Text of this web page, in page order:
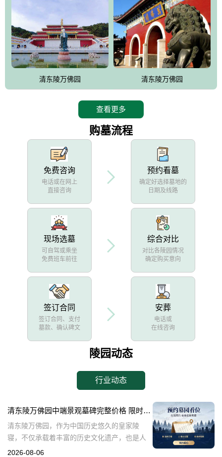
区建设中寻求陵园建设与景区建设的有机融合，充分发挥独一无二
的地形优势，打造现代艺术园林，建设旅游景观、寺庙、酒店等综
合服务设施，服务于陵园经营，使企业的多元化经营项目相互依
托、相互促进，园区绿化覆盖率达90%。
设计建造各种墓地墓位3万个；主体建筑金宝塔，墓位容量8万个，
能适应不同消费阶层的需求，为客户提供墓碑设计制作服务、特色
清东陵万佛园 清东陵万佛园
查看更多
购墓流程
免费咨询
电话或在网上
直接咨询
预约看墓
确定好选择墓地的
日期及线路
现场选墓
可自驾或乘坐
免费班车前往
综合对比
对比各陵园情况
确定购买意向
签订合同
签订合同、支付
墓款、确认碑文
安葬
电话或
在线咨询
陵园动态
行业动态
清东陵万佛园中端景观墓碑完整价格 限时减免多年管理费详解
清东陵万佛园，作为中国历史悠久的皇家陵
寝，不仅承载着丰富的历史文化遗产，也是人
们缅怀先人、寄托哀思的重要场所。近年来，
2026-08-06